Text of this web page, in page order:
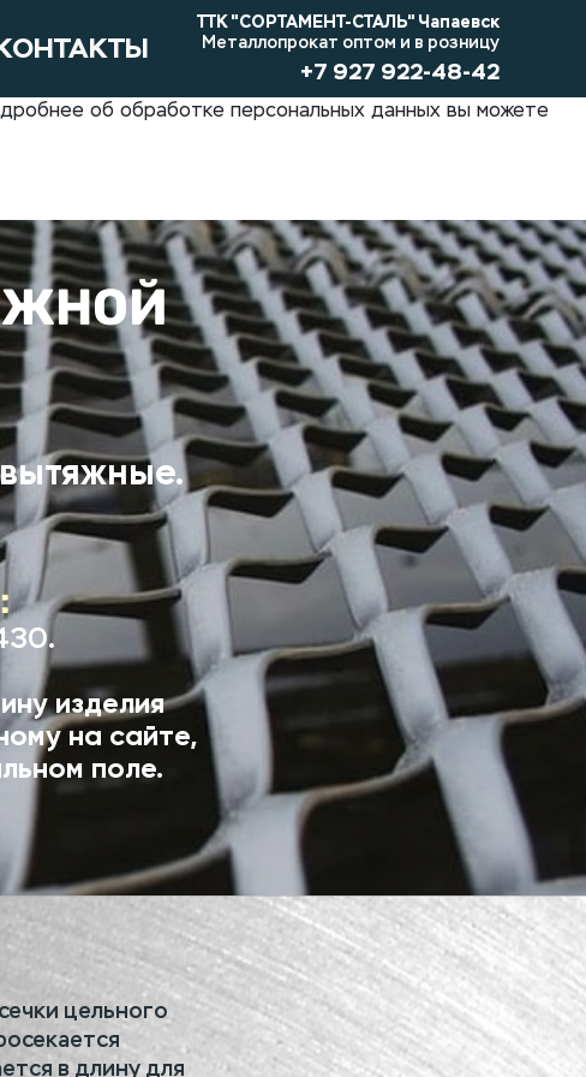
ТТК "СОРТАМЕНТ-СТАЛЬ" Чапаевск
Металлопрокат оптом и в розницу
+7 927 922-48-42
об обработке персональных данных вы можете
изделия
на сайте,
поле.
цельного
в длину для